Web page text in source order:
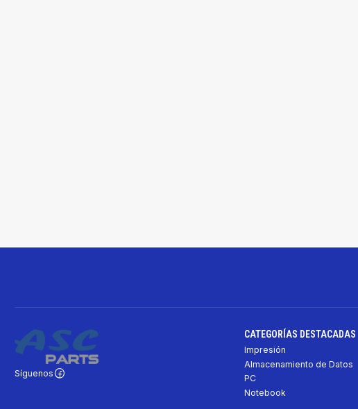
Síguenos
CATEGORÍAS DESTACADAS
Impresión
Almacenamiento de Datos
PC
Notebook